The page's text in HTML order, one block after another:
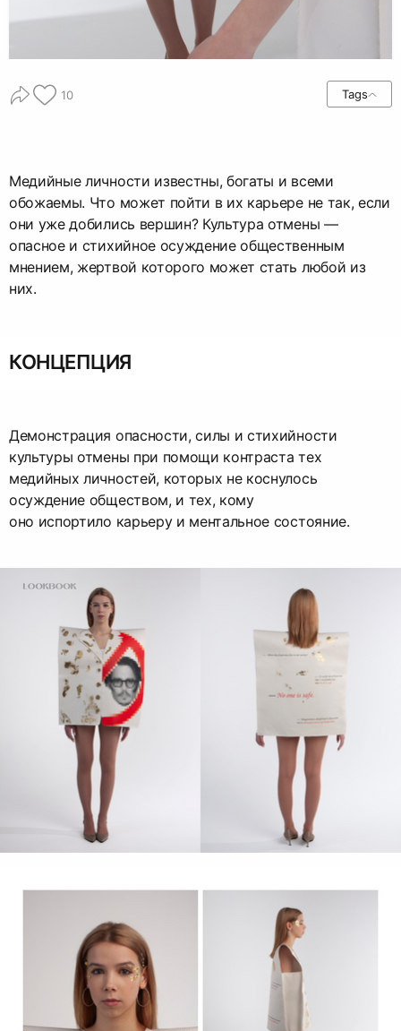
10 Tags
Медийные личности известны, богаты и всеми
обожаемы. Что может пойти в их карьере не так, если
они уже добились вершин? Культура отмены —
опасное и стихийное осуждение общественным
мнением, жертвой которого может стать любой из
них.
КОНЦЕПЦИЯ
Демонстрация опасности, силы и стихийности
культуры отмены при помощи контраста тех
медийных личностей, которых не коснулось
осуждение обществом, и тех, кому
оно испортило карьеру и ментальное состояние.